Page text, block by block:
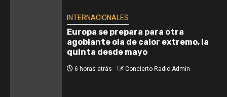
INTERNACIONALES
Europa se prepara para otra
agobiante ola de calor extremo, la
quinta desde mayo
6 horas atrás Concierto Radio Admin